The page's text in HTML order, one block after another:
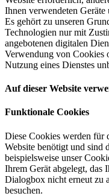
Ihnen verwendeten
Es gehört zu unseren
Technologien nur mit
angebotenen digitalen
Verwendung von Cookies
Nutzung eines Dienstes
Auf dieser Website
Funktionale Cookies
Diese Cookies werden für
Website benötigt und sind
beispielsweise unser
Ihrem Gerät abgelegt, das
Dialogbox nicht erneut zu
besuchen.